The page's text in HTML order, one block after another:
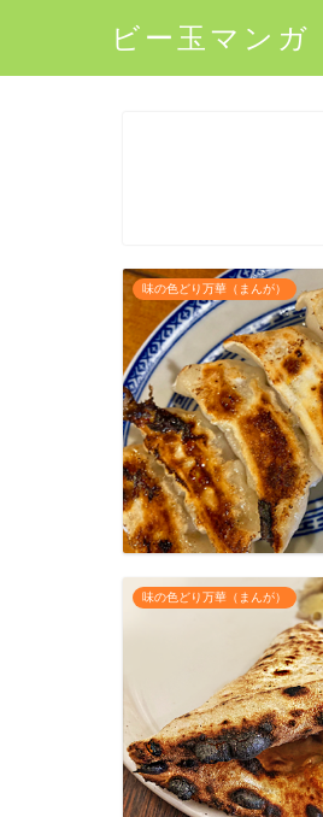
ビー玉マンガ
味の色どり万華（まんが）
味の色どり万華（まんが）